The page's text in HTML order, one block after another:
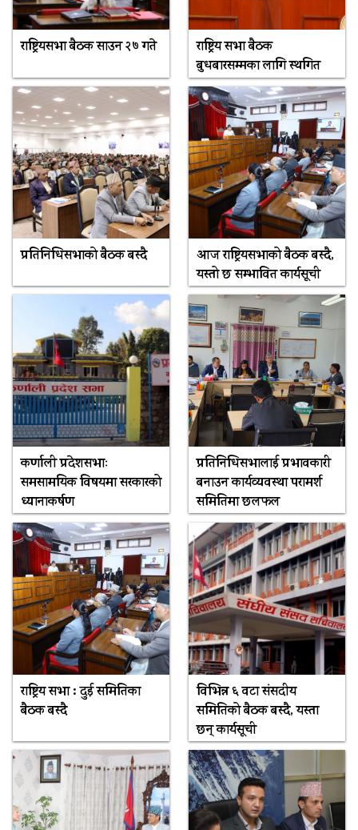
राष्ट्रियसभा बैठक साउन २७ गते
राष्ट्रिय सभा बैठक
बुधबारसम्मका लागि स्थगित
प्रतिनिधिसभाको बैठक बस्दै
आज राष्ट्रियसभाको बैठक बस्दै,
यस्तो छ सम्भावित कार्यसूची
कर्णाली प्रदेशसभाः
समसामयिक विषयमा सरकारको
ध्यानाकर्षण
प्रतिनिधिसभालाई प्रभावकारी
बनाउन कार्यव्यवस्था परामर्श
समितिमा छलफल
राष्ट्रिय सभा : दुई समितिका
बैठक बस्दै
विभिन्न ६ वटा संसदीय
समितिको बैठक बस्दै, यस्ता
छन् कार्यसूची